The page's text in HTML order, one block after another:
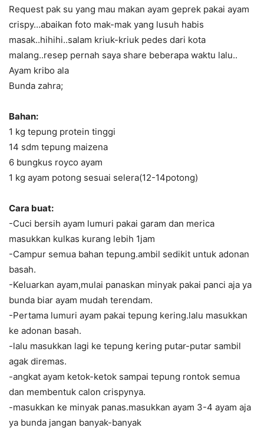
Request pak su yang mau makan ayam geprek pakai ayam
crispy…abaikan foto mak-mak yang lusuh habis
masak..hihihi..salam kriuk-kriuk pedes dari kota
malang..resep pernah saya share beberapa waktu lalu..
Ayam kribo ala
Bunda zahra;
Bahan:
1 kg tepung protein tinggi
14 sdm tepung maizena
6 bungkus royco ayam
1 kg ayam potong sesuai selera(12-14potong)
Cara buat:
-Cuci bersih ayam lumuri pakai garam dan merica
masukkan kulkas kurang lebih 1jam
-Campur semua bahan tepung.ambil sedikit untuk adonan
basah.
-Keluarkan ayam,mulai panaskan minyak pakai panci aja ya
bunda biar ayam mudah terendam.
-Pertama lumuri ayam pakai tepung kering.lalu masukkan
ke adonan basah.
-lalu masukkan lagi ke tepung kering putar-putar sambil
agak diremas.
-angkat ayam ketok-ketok sampai tepung rontok semua
dan membentuk calon crispynya.
-masukkan ke minyak panas.masukkan ayam 3-4 ayam aja
ya bunda jangan banyak-banyak